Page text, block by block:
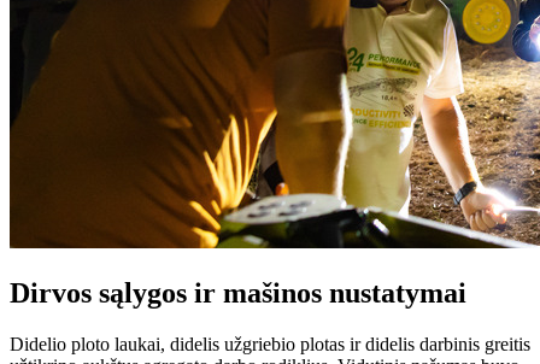
Dirvos sąlygos ir mašinos nustatymai
Didelio ploto laukai, didelis užgriebio plotas ir didelis darbinis greitis